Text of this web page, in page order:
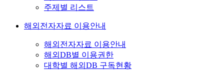
주제별 리스트
해외전자자료 이용안내
해외전자자료 이용안내
해외DB별 이용권한
대학별 해외DB 구독현황